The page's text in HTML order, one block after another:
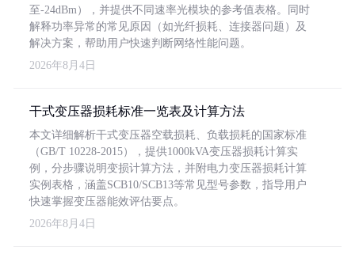
至-24dBm），并提供不同速率光模块的参考值表格。同时
解释功率异常的常见原因（如光纤损耗、连接器问题）及
解决方案，帮助用户快速判断网络性能问题。
2026年8月4日
干式变压器损耗标准一览表及计算方法
本文详细解析干式变压器空载损耗、负载损耗的国家标准
（GB/T 10228-2015），提供1000kVA变压器损耗计算实
例，分步骤说明变损计算方法，并附电力变压器损耗计算
实例表格，涵盖SCB10/SCB13等常见型号参数，指导用户
快速掌握变压器能效评估要点。
2026年8月4日